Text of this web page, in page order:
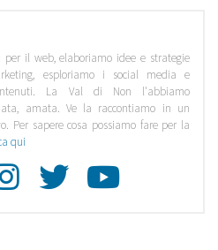
per il web, elaboriamo idee e strategie
esploriamo i social media e
La Val di Non l'abbiamo
amata. Ve la raccontiamo in un
Per sapere cosa possiamo fare per la
qui